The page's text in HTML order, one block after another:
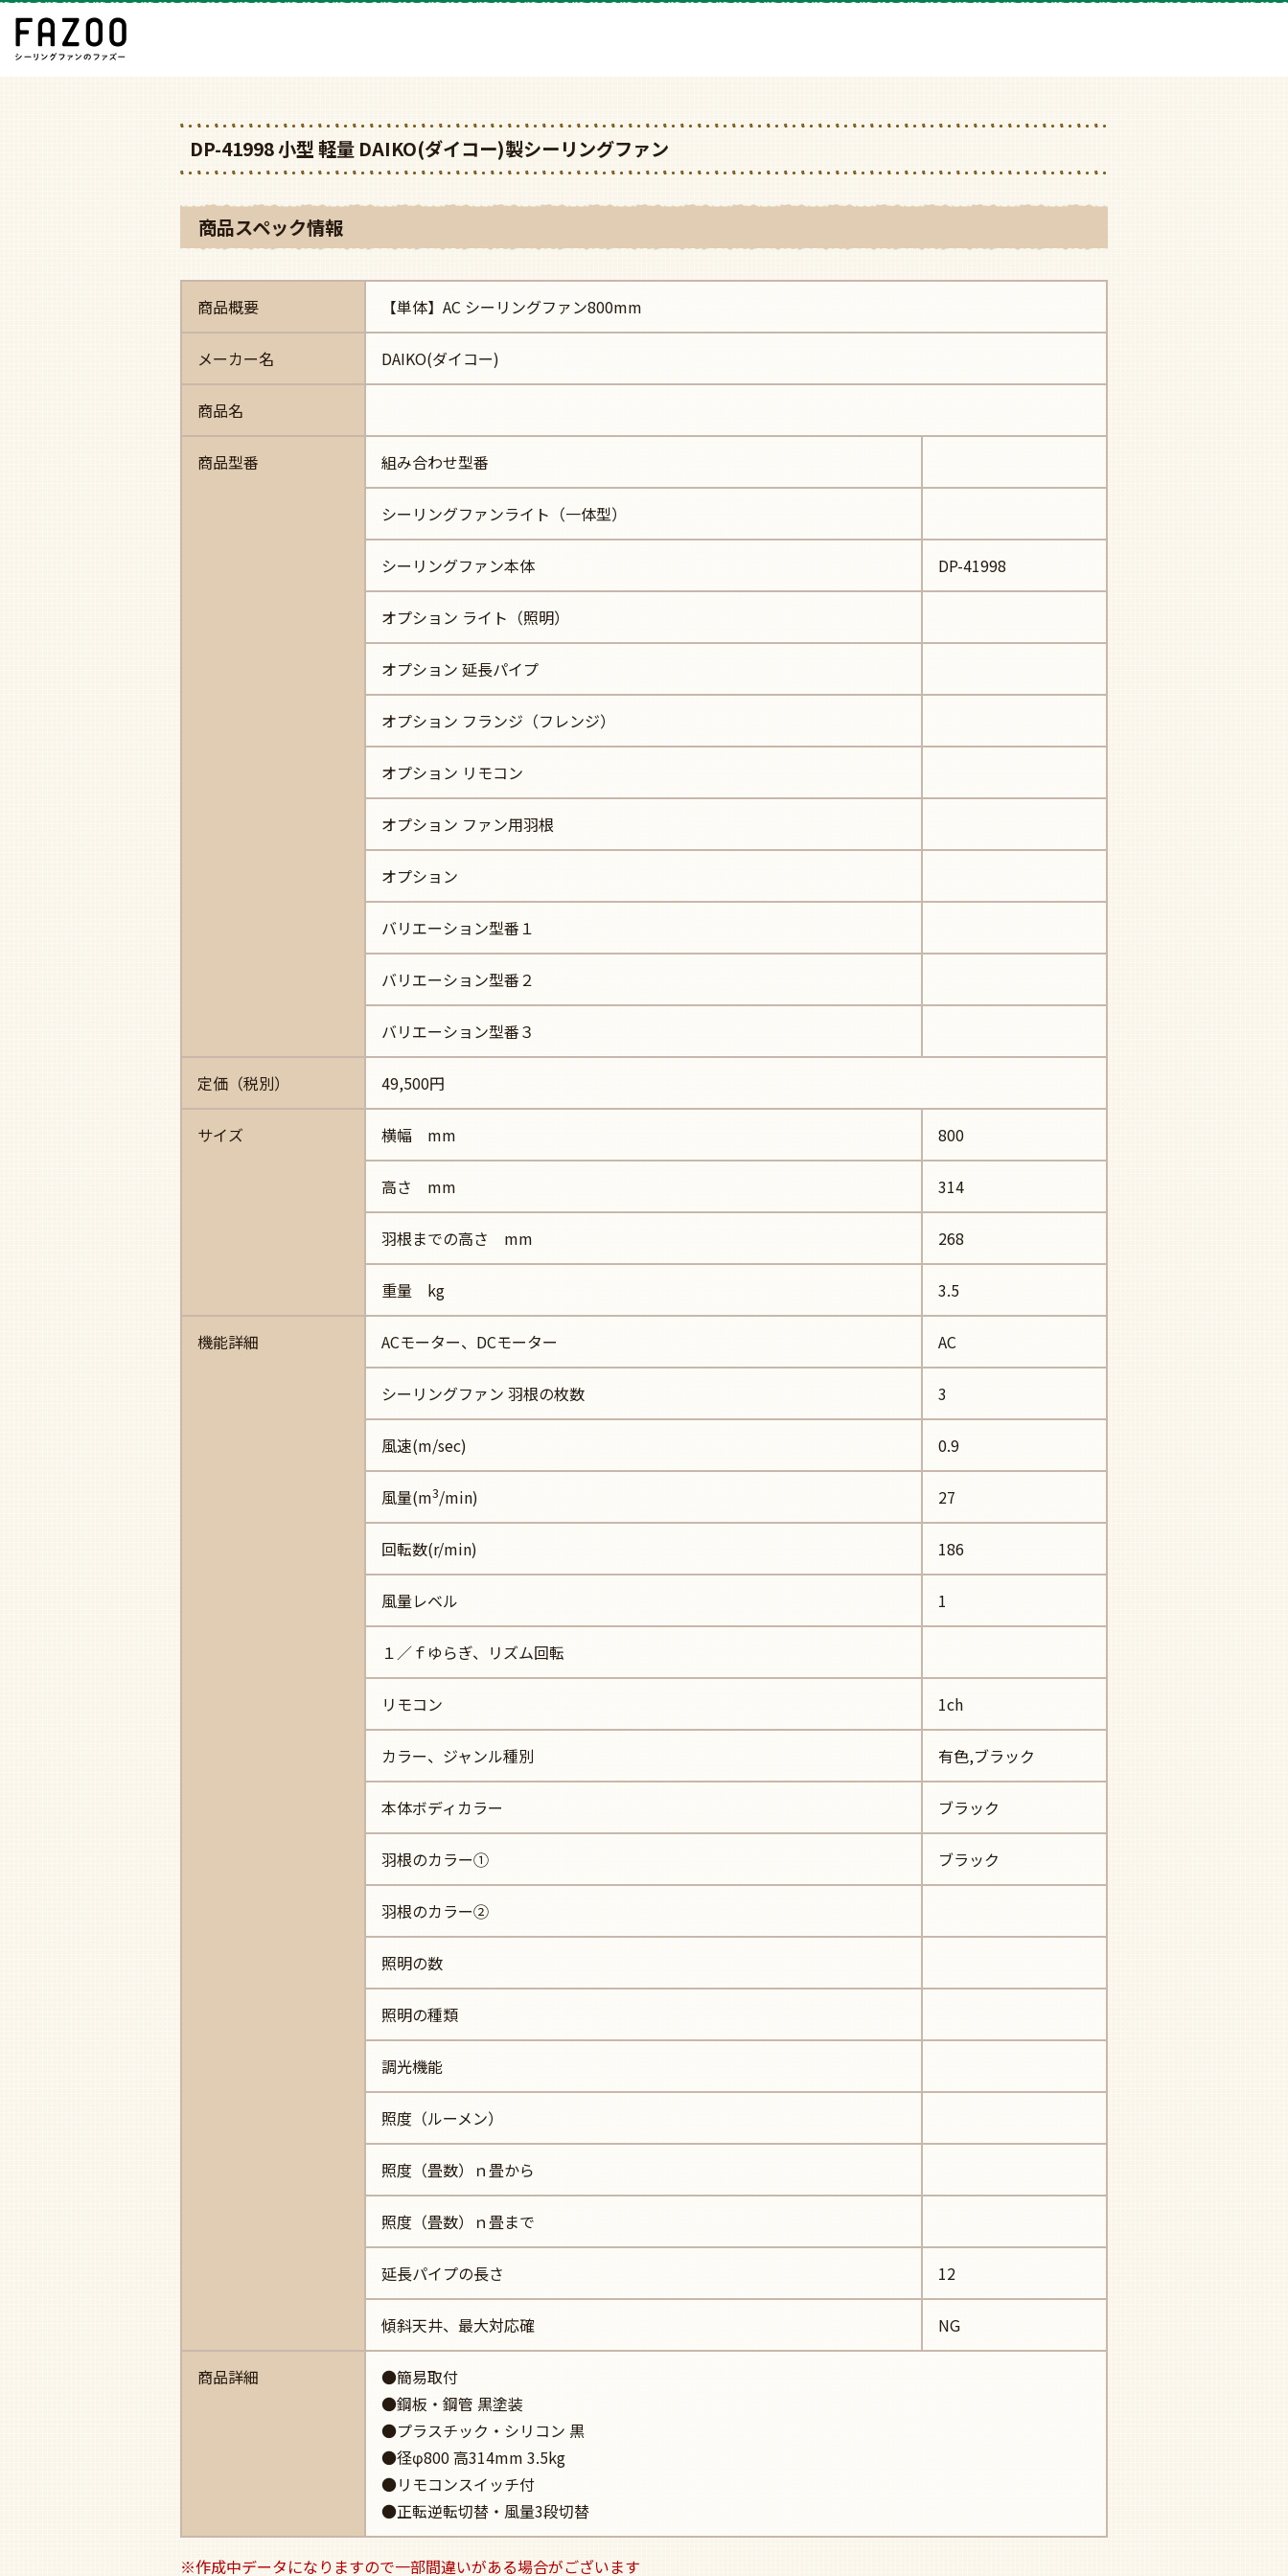
DP-41998 小型 軽量 DAIKO(ダイコー)製シーリングファン
商品スペック情報
商品概要 【単体】AC シーリングファン800mm
メーカー名 DAIKO(ダイコー)
商品名
商品型番 組み合わせ型番
シーリングファンライト（一体型）
シーリングファン本体 DP-41998
オプション ライト（照明）
オプション 延長パイプ
オプション フランジ（フレンジ）
オプション リモコン
オプション ファン用羽根
オプション
バリエーション型番１
バリエーション型番２
バリエーション型番３
定価（税別） 49,500円
サイズ 横幅 mm 800
高さ mm 314
羽根までの高さ mm 268
重量 kg 3.5
機能詳細 ACモーター、DCモーター AC
シーリングファン 羽根の枚数 3
風速(m/sec) 0.9
風量(m3/min) 27
回転数(r/min) 186
風量レベル 1
１／ｆゆらぎ、リズム回転
リモコン 1ch
カラー、ジャンル種別 有色,ブラック
本体ボディカラー ブラック
羽根のカラー① ブラック
羽根のカラー②
照明の数
照明の種類
調光機能
照度（ルーメン）
照度（畳数）ｎ畳から
照度（畳数）ｎ畳まで
延長パイプの長さ 12
傾斜天井、最大対応確 NG
商品詳細
●簡易取付
●鋼板・鋼管 黒塗装
●プラスチック・シリコン 黒
●径φ800 高314mm 3.5kg
●リモコンスイッチ付
●正転逆転切替・風量3段切替
※作成中データになりますので一部間違いがある場合がございます